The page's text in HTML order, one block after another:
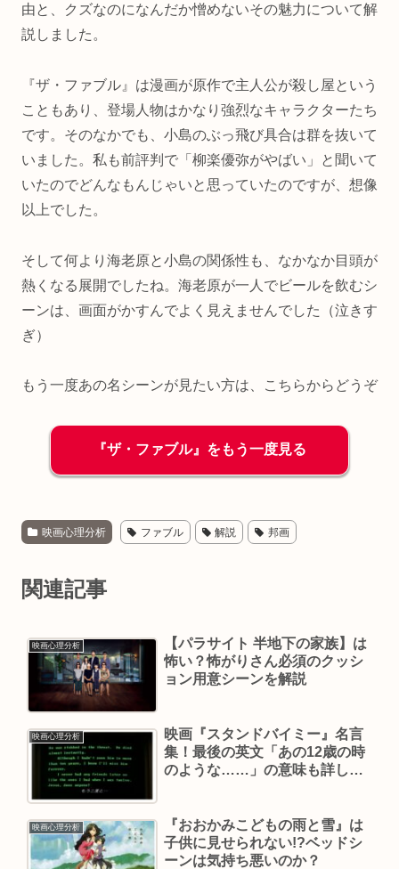
由と、クズなのになんだか憎めないその魅力について解
説しました。
『ザ・ファブル』は漫画が原作で主人公が殺し屋という
こともあり、登場人物はかなり強烈なキャラクターたち
です。そのなかでも、小島のぶっ飛び具合は群を抜いて
いました。私も前評判で「柳楽優弥がやばい」と聞いて
いたのでどんなもんじゃいと思っていたのですが、想像
以上でした。
そして何より海老原と小島の関係性も、なかなか目頭が
熱くなる展開でしたね。海老原が一人でビールを飲むシ
ーンは、画面がかすんでよく見えませんでした（泣きす
ぎ）
もう一度あの名シーンが見たい方は、こちらからどうぞ
『ザ・ファブル』をもう一度見る
映画心理分析 ファブル 解説 邦画
関連記事
映画心理分析
【パラサイト 半地下の家族】は
怖い？怖がりさん必須のクッシ
ョン用意シーンを解説
映画心理分析
映画『スタンドバイミー』名言
集！最後の英文「あの12歳の時
のような……」の意味も詳しく
映画心理分析
『おおかみこどもの雨と雪』は
子供に見せられない!?ベッドシ
ーンは気持ち悪いのか？